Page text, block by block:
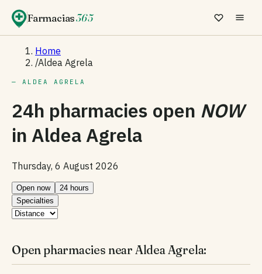
Farmacias365
Home
/Aldea Agrela
— ALDEA AGRELA
24h pharmacies open NOW
in Aldea Agrela
Thursday, 6 August 2026
Open now
24 hours
Specialties
Open pharmacies near Aldea Agrela: